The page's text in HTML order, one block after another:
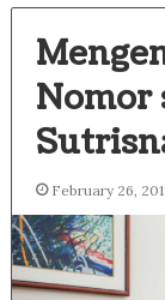
Nomor
February 26,